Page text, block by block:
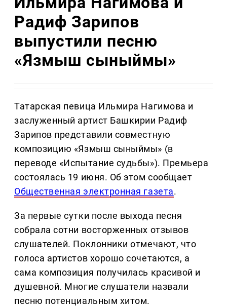
Радиф Зарипов
выпустили песню
«Язмыш сыныймы»
Татарская певица Ильмира Нагимова и
заслуженный артист Башкирии Радиф
Зарипов представили совместную
композицию «Язмыш сыныймы» (в
переводе «Испытание судьбы»). Премьера
состоялась 19 июня. Об этом сообщает
Общественная электронная газета.
За первые сутки после выхода песня
собрала сотни восторженных отзывов
слушателей. Поклонники отмечают, что
голоса артистов хорошо сочетаются, а
сама композиция получилась красивой и
душевной. Многие слушатели назвали
песню потенциальным хитом.